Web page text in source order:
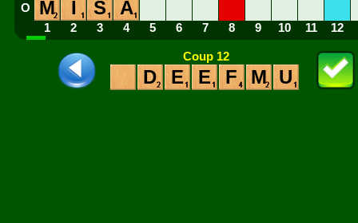
O M I S A
1 2 3 4 5 6 7 8 9 10 11 12
Coup 12
D E E F M U